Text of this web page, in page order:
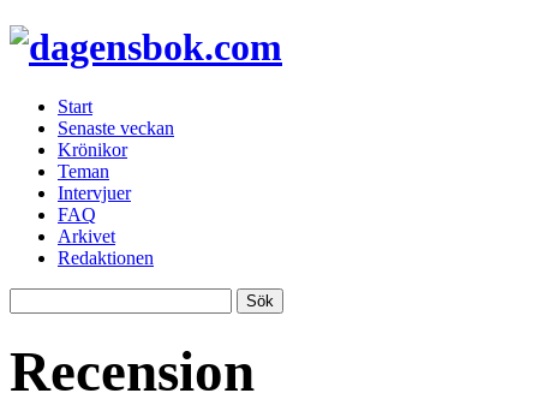
Start
Senaste veckan
Krönikor
Teman
Intervjuer
FAQ
Arkivet
Redaktionen
Recension